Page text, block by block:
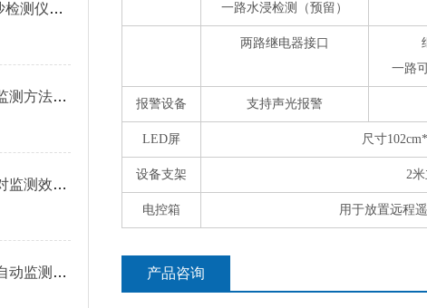
多参数集成 | 地表径流泥沙检测仪同步分析
自动虫情测报仪相比传统监测方法有何优势？
在线氧化还原电位仪布局对监测效果的影响分析
低功耗野外空气负氧离子自动监测系统供电方案研究
一路水浸检测（预留）
两路继电器接口
一路
报警设备 支持声光报警
LED屏 尺寸
设备支架 2米
电控箱 用于放置远程
产品咨询